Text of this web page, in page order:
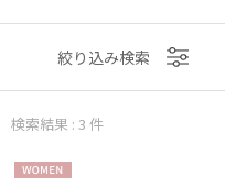
絞り込み
表示
おすすめ
絞り込み検索
検索結果 : 3 件